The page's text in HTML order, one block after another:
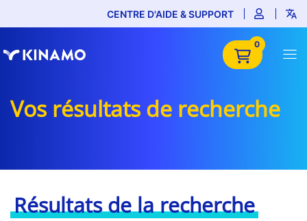
CENTRE D'AIDE & SUPPORT
0
Vos résultats de recherche
Résultats de la recherche